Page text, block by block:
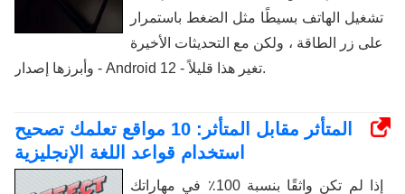
تشغيل الهاتف بسيطًا مثل الضغط باستمرار
على زر الطاقة ، ولكن مع التحديثات الأخيرة
- وأبرزها إصدار Android 12 - تغير هذا قليلاً.
المتأثر مقابل المتأثر: 10 مواقع تعلمك تصحيح
استخدام قواعد اللغة الإنجليزية
إذا لم تكن واثقًا بنسبة 100٪ في مهاراتك